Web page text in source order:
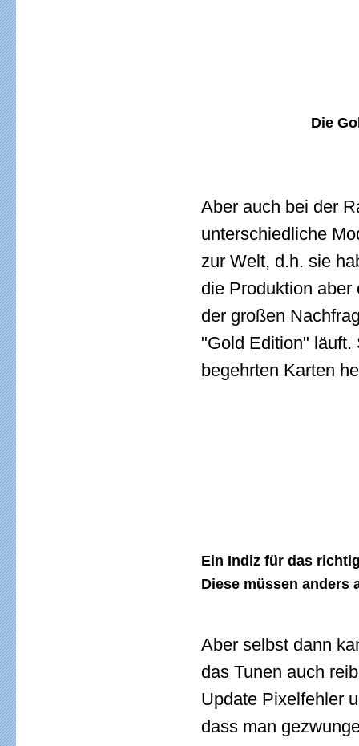
Die
Aber auch bei der
unterschiedliche
zur Welt, d.h. sie
die Produktion
der großen
"Gold Edition" läuft.
begehrten Karten
Ein Indiz für das
Diese müssen anders
Aber selbst dann
das Tunen auch
Update Pixelfehler
dass man